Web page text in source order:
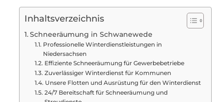
Inhaltsverzeichnis
Schneeräumung in Schwanewede
Professionelle Winterdienstleistungen in
Niedersachsen
Effiziente Schneeräumung für Gewerbebetriebe
Zuverlässiger Winterdienst für Kommunen
Unsere Flotten und Ausrüstung für den Winterdienst
24/7 Bereitschaft für Schneeräumung und